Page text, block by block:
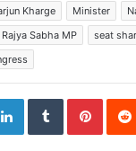
Kharge Minister
Rajya Sabha MP seat
LinkedInTumblr